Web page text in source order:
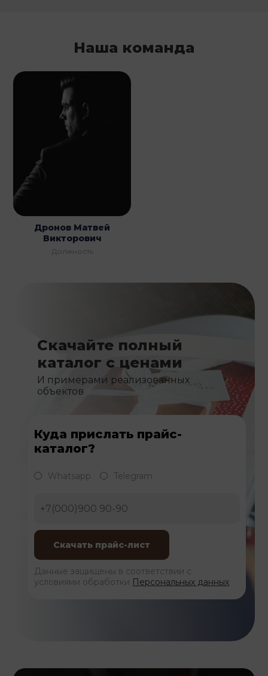
Наша команда
Дронов Матвей
Викторович
Должность
Скачайте полный
каталог с ценами
И примерами реализованных
объектов
Куда прислать прайс-
каталог?
Whatsapp Telegram
Данные защищены в соответствии с
условиями обработки Персональных данных